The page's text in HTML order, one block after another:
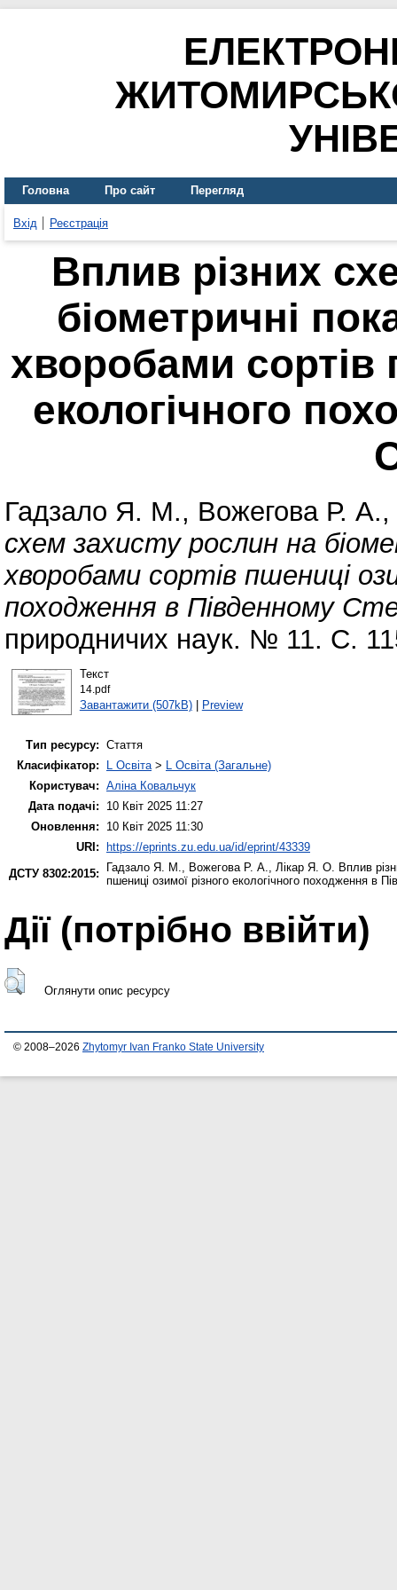
Головна Про сайт Перегляд
Вхід Реєстрація
Вплив різних
біометричні
хворобами сортів
екологічного
Гадзало Я. М., Вожегова Р. А.,
схем захисту рослин на
хворобами сортів пшениці
походження в Південному
природничих наук. № 11. С.
Текст
14.pdf
Завантажити (507kB)| Preview
Тип ресурсу: Стаття
Класифікатор:
L Освіта> L Освіта (Загальне)
Користувач: Аліна Ковальчук
Дата подачі:
10 Квіт 2025 11:27
Оновлення:
10 Квіт 2025 11:30
URI:
https://eprints.zu.edu.ua/id/eprint/43339
ДСТУ 8302:2015:
Гадзало Я. М., Вожегова Р. А., Лікар Я. О. Вплив
пшениці озимої різного екологічного походження в
Дії ​​(потрібно ввійти)
Оглянути опис ресурсу
© 2008–2026 Zhytomyr Ivan Franko State University